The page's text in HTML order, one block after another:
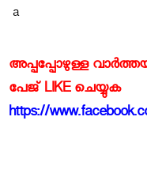
a
അപ്പപ്പോഴുള്ള
പേജ് LIKE ചെയ്യുക
https://